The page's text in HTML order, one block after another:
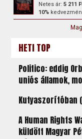
Netes ár:5 211
10%
HETI TOP
Politico: eddig
uniós államok,
Kutyaszorítóban
A Human Rights
küldött Magyar